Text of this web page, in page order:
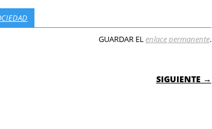
GUARDAR ELenlace permanente.
SIGUIENTE →